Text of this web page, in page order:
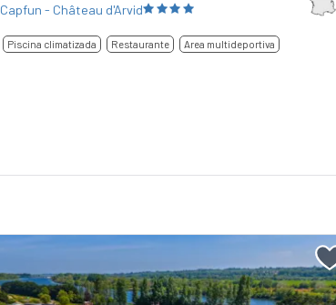
Capfun - Château d'Arvid
Piscina climatizada Restaurante Area multideportiva